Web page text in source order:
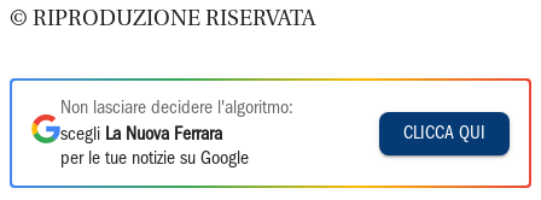
© RIPRODUZIONE RISERVATA
Non lasciare decidere l'algoritmo:
scegli La Nuova Ferrara
per le tue notizie su Google
CLICCA QUI